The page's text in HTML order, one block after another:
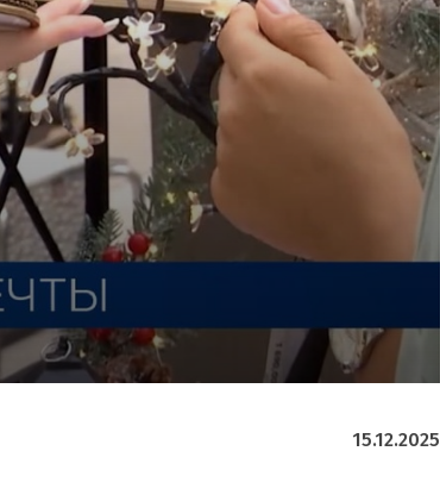
15.12.2025